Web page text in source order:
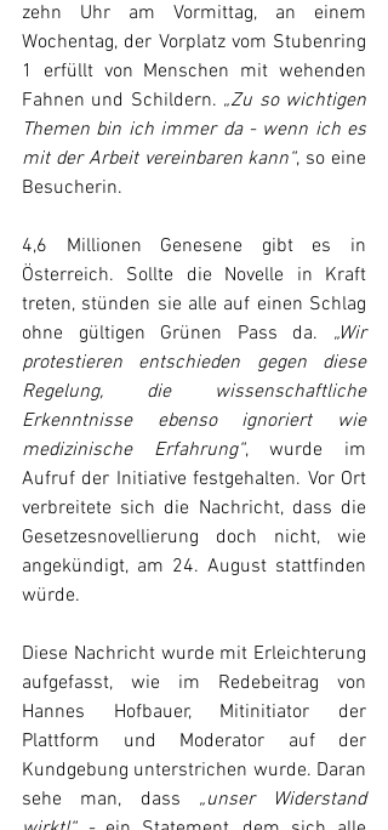
zehn Uhr am Vormittag, an einem
Wochentag, der Vorplatz vom Stubenring
1 erfüllt von Menschen mit wehenden
Fahnen und Schildern. „Zu so wichtigen
Themen bin ich immer da - wenn ich es
mit der Arbeit vereinbaren kann“, so eine
Besucherin.
4,6 Millionen Genesene gibt es in
Österreich. Sollte die Novelle in Kraft
treten, stünden sie alle auf einen Schlag
ohne gültigen Grünen Pass da. „Wir
protestieren entschieden gegen diese
Regelung, die wissenschaftliche
Erkenntnisse ebenso ignoriert wie
medizinische Erfahrung“, wurde im
Aufruf der Initiative festgehalten. Vor Ort
verbreitete sich die Nachricht, dass die
Gesetzesnovellierung doch nicht, wie
angekündigt, am 24. August stattfinden
würde.
Diese Nachricht wurde mit Erleichterung
aufgefasst, wie im Redebeitrag von
Hannes Hofbauer, Mitinitiator der
Plattform und Moderator auf der
Kundgebung unterstrichen wurde. Daran
sehe man, dass „unser Widerstand